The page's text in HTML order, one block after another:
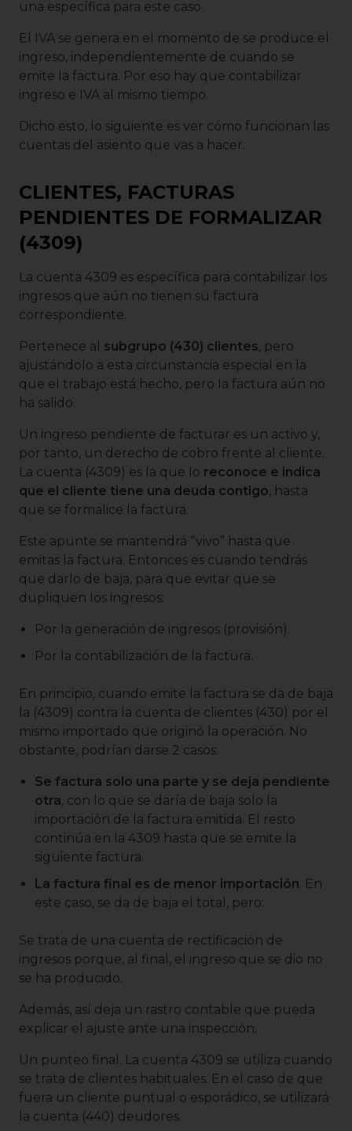
una específica para este caso.
El IVA se genera en el momento de se produce el
ingreso, independientemente de cuando se
emite la factura. Por eso hay que contabilizar
ingreso e IVA al mismo tiempo.
Dicho esto, lo siguiente es ver cómo funcionan las
cuentas del asiento que vas a hacer.
CLIENTES, FACTURAS
PENDIENTES DE FORMALIZAR
(4309)
La cuenta 4309 es específica para contabilizar los
ingresos que aún no tienen su factura
correspondiente.
Pertenece al subgrupo (430) clientes, pero
ajustándolo a esta circunstancia especial en la
que el trabajo está hecho, pero la factura aún no
ha salido.
Un ingreso pendiente de facturar es un activo y,
por tanto, un derecho de cobro frente al cliente.
La cuenta (4309) es la que lo reconoce e indica
que el cliente tiene una deuda contigo, hasta
que se formalice la factura.
Este apunte se mantendrá “vivo” hasta que
emitas la factura. Entonces es cuando tendrás
que darlo de baja, para que evitar que se
dupliquen los ingresos:
Por la generación de ingresos (provisión).
Por la contabilización de la factura.
En principio, cuando emite la factura se da de baja
la (4309) contra la cuenta de clientes (430) por el
mismo importado que originó la operación. No
obstante, podrían darse 2 casos:
Se factura solo una parte y se deja pendiente
otra, con lo que se daría de baja solo la
importación de la factura emitida. El resto
continúa en la 4309 hasta que se emite la
siguiente factura.
La factura final es de menor importación. En
este caso, se da de baja el total, pero:
Se trata de una cuenta de rectificación de
ingresos porque, al final, el ingreso que se dio no
se ha producido.
Además, así deja un rastro contable que pueda
explicar el ajuste ante una inspección.
Un punteo final. La cuenta 4309 se utiliza cuando
se trata de clientes habituales. En el caso de que
fuera un cliente puntual o esporádico, se utilizará
la cuenta (440) deudores.